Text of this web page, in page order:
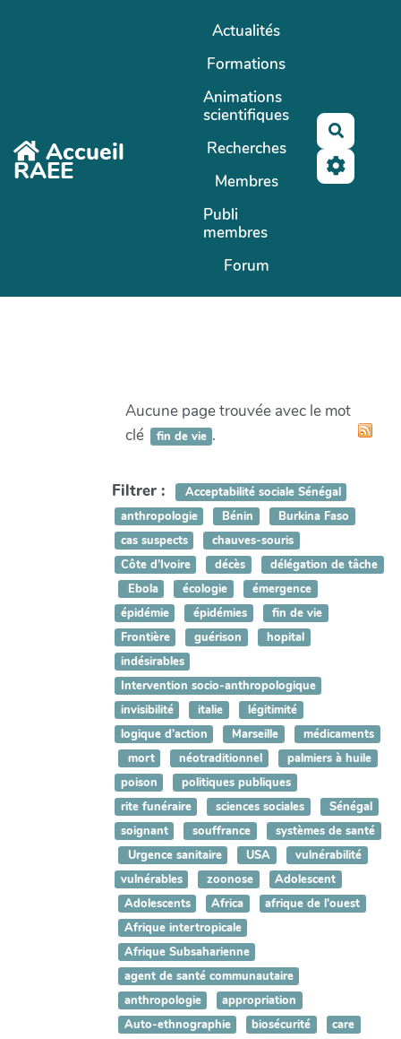
Accueil
RAEE
Actualités
Formations
Animations
scientifiques
Recherches
Membres
Publi
membres
Forum
Aucune page trouvée avec le mot
clé
fin de vie .
Filtrer :
Acceptabilité sociale Sénégal
anthropologie
Bénin
Burkina Faso
cas suspects
chauves-souris
Côte d’Ivoire
décès
délégation de tâche
Ebola
écologie
émergence
épidémie
épidémies
fin de vie
Frontière
guérison
hopital
indésirables
Intervention socio-anthropologique
invisibilité
italie
légitimité
logique d’action
Marseille
médicaments
mort
néotraditionnel
palmiers à huile
poison
politiques publiques
rite funéraire
sciences sociales
Sénégal
soignant
souffrance
systèmes de santé
Urgence sanitaire
USA
vulnérabilité
vulnérables
zoonose
Adolescent
Adolescents
Africa
afrique de l'ouest
Afrique intertropicale
Afrique Subsaharienne
agent de santé communautaire
anthropologie
appropriation
Auto-ethnographie
biosécurité
care